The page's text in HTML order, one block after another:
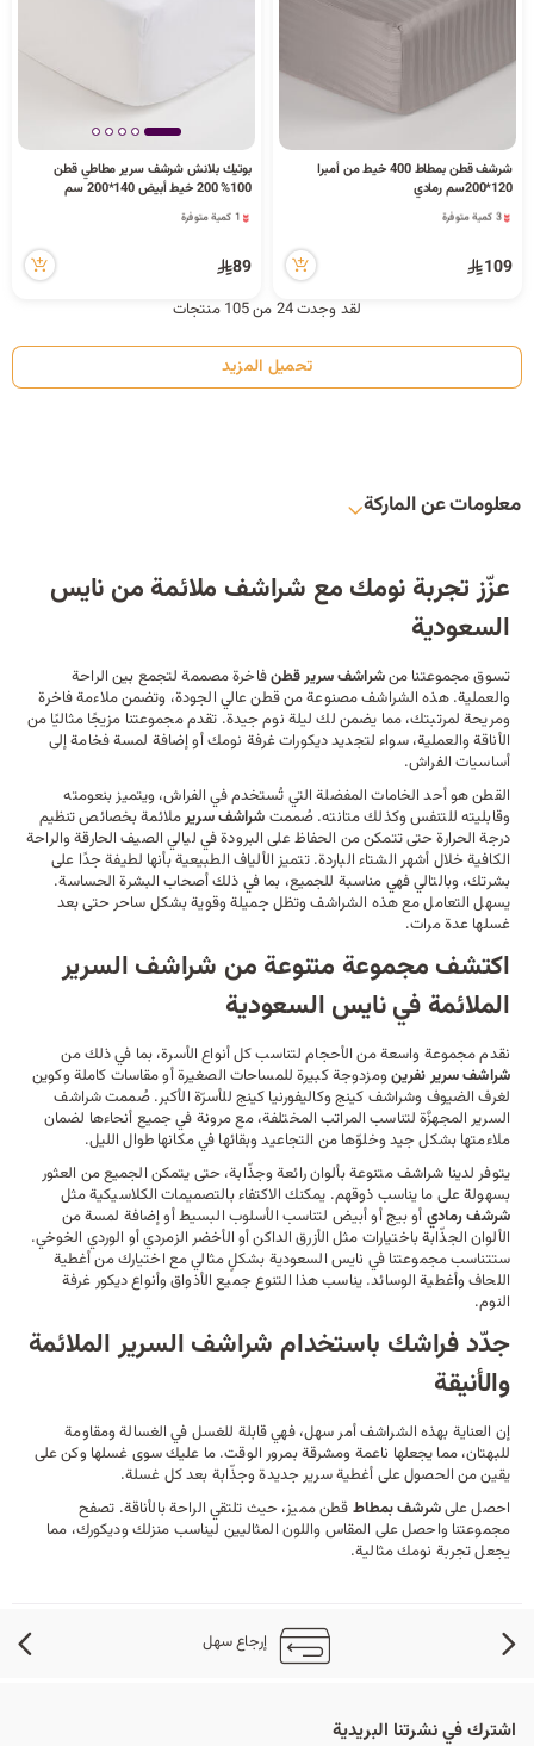
شرشف قطن بمطاط 400 خيط من أمبرا
120*200سم رمادي
3 كمية متوفرة
3 كمية متوفرة
109
بوتيك بلانش شرشف سرير مطاطي قطن
100% 200 خيط أبيض 140*200 سم
1 كمية متوفرة
1 كمية متوفرة
89
لقد وجدت 24 من 105 منتجات
تحميل المزيد
معلومات عن الماركة
عزّز تجربة نومك مع شراشف ملائمة من نايس
السعودية
تسوق مجموعتنا منشراشف سرير قطنفاخرة مصممة لتجمع بين الراحة
والعملية. هذه الشراشف مصنوعة من قطن عالي الجودة، وتضمن ملاءمة فاخرة
ومريحة لمرتبتك، مما يضمن لك ليلة نوم جيدة. تقدم مجموعتنا مزيجًا مثاليًا من
الأناقة والعملية، سواء لتجديد ديكورات غرفة نومك أو إضافة لمسة فخامة إلى
أساسياتالفراش.
القطن هو أحد الخامات المفضلة التي تُستخدم في الفراش، ويتميز بنعومته
وقابليته للتنفس وكذلك متانته. صُممتشراشف سريرملائمة بخصائص تنظيم
درجة الحرارة حتى تتمكن من الحفاظ على البرودة في ليالي الصيف الحارقة والراحة
الكافية خلال أشهر الشتاء الباردة. تتميز الألياف الطبيعية بأنها لطيفة جدًا على
بشرتك، وبالتالي فهي مناسبة للجميع، بما في ذلك أصحاب البشرة الحساسة.
يسهل التعامل مع هذه الشراشف وتظل جميلة وقوية بشكل ساحر حتى بعد
غسلها عدة مرات.
اكتشف مجموعة متنوعة من شراشف السرير
الملائمة في نايس السعودية
نقدم مجموعة واسعة من الأحجام لتناسب كل أنواع الأسرة، بما في ذلك من
شراشف سرير نفرينومزدوجة كبيرة للمساحات الصغيرة أو مقاسات كاملة وكوين
لغرف الضيوف وشراشف كينج وكاليفورنيا كينج للأسرّة الأكبر. صُممت شراشف
السرير المجهزَّة لتناسبالمراتبالمختلفة، مع مرونة في جميع أنحاءها لضمان
ملاءمتها بشكل جيد وخلوّها من التجاعيد وبقائها في مكانها طوال الليل.
يتوفر لدينا شراشف متنوعة بألوان رائعة وجذّابة، حتى يتمكن الجميع من العثور
بسهولة على ما يناسب ذوقهم. يمكنك الاكتفاء بالتصميمات الكلاسيكية مثل
شرشف رماديأو بيج أو أبيض لتناسب الأسلوب البسيط أو إضافة لمسة من
الألوان الجذّابة باختيارات مثل الأزرق الداكن أو الأخضر الزمردي أو الوردي الخوخي.
ستتناسب مجموعتنا في نايس السعودية بشكلٍ مثالي مع اختيارك منأغطية
اللحافوأغطية الوسائد. يناسب هذا التنوع جميع الأذواق وأنواع ديكور غرفة
النوم.
جدّد فراشك باستخدام شراشف السرير الملائمة
والأنيقة
إن العناية بهذه الشراشف أمر سهل، فهي قابلة للغسل في الغسالة ومقاومة
للبهتان، مما يجعلها ناعمة ومشرقة بمرور الوقت. ما عليك سوى غسلها وكن على
يقين من الحصول على أغطية سرير جديدة وجذّابة بعد كل غسلة.
احصل علىشرشف بمطاطقطن مميز، حيث تلتقي الراحة بالأناقة. تصفح
مجموعتنا واحصل على المقاس واللون المثاليين ليناسب منزلك وديكورك، مما
يجعل تجربة نومك مثالية.
إرجاع سهل
اشترك في نشرتنا البريدية